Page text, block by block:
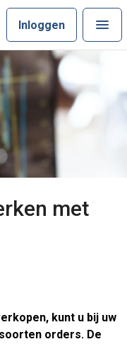
Inloggen
met
kunt u bij uw
orders. De